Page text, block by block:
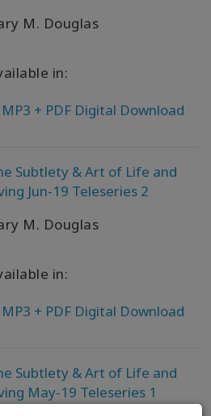
M. Douglas
in:
MP3 + PDF Digital Download
Subtlety & Art of Life and
Jun-19 Teleseries 2
M. Douglas
in:
MP3 + PDF Digital Download
Subtlety & Art of Life and
May-19 Teleseries 1